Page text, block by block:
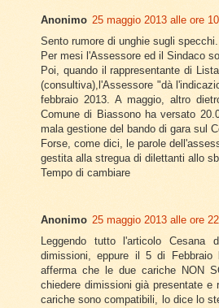
Anonimo 25 maggio 2013 alle ore
Sento rumore di unghie sugli specchi.
Per mesi l'Assessore ed il Sindaco
Poi, quando il rappresentante di
(consultiva),l'Assessore "dà
febbraio 2013. A maggio, altro
Comune di Biassono ha versato
mala gestione del bando di gara sul
Forse, come dici, le parole
gestita alla stregua di dilettanti allo
Tempo di cambiare
Anonimo 25 maggio 2013 alle ore
Leggendo tutto l'articolo
dimissioni, eppure il 5 di
afferma che le due cariche NON
chiedere dimissioni già presentate
cariche sono compatibili, lo dice lo